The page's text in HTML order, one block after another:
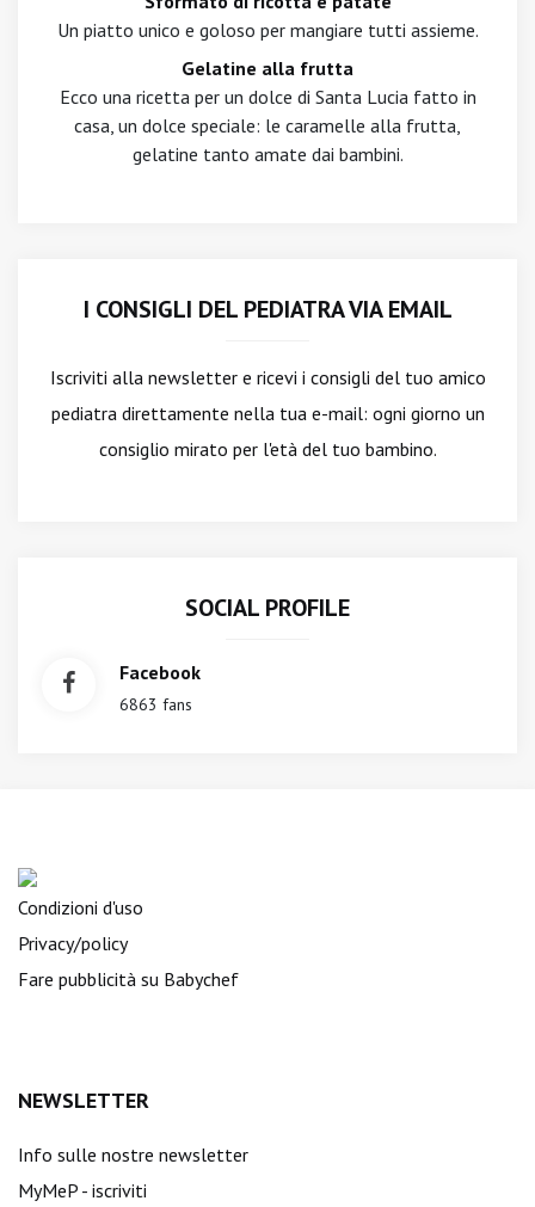
Un piatto unico e goloso per mangiare tutti assieme.
Gelatine alla frutta
Ecco una ricetta per un dolce di Santa Lucia fatto in
casa, un dolce speciale: le caramelle alla frutta,
gelatine tanto amate dai bambini.
I CONSIGLI DEL PEDIATRA VIA EMAIL
Iscriviti alla newslettere ricevi i consigli del tuo amico
pediatra direttamente nella tua e-mail: ogni giorno un
consiglio mirato per l'età del tuo bambino.
SOCIAL PROFILE
Facebook
6863 fans
Condizioni d'uso
Privacy/policy
Fare pubblicità su Babychef
NEWSLETTER
Info sulle nostre newsletter
MyMeP - iscriviti